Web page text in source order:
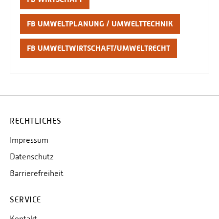
FB UMWELTWIRTSCHAFT/UMWELTRECHT
FB WIRTSCHAFT
FB UMWELTPLANUNG / UMWELTTECHNIK
FB UMWELTWIRTSCHAFT/UMWELTRECHT
RECHTLICHES
Impressum
Datenschutz
Barrierefreiheit
SERVICE